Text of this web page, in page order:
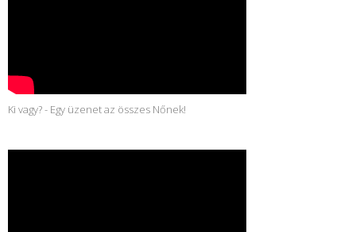
Ki vagy? - Egy üzenet az összes Nőnek!